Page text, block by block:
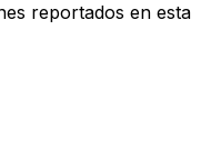
reportados en esta